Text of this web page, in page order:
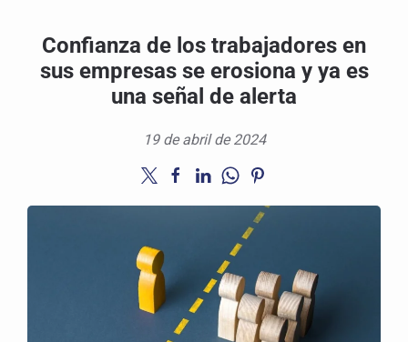
Confianza de los trabajadores en
sus empresas se erosiona y ya es
una señal de alerta
19 de abril de 2024